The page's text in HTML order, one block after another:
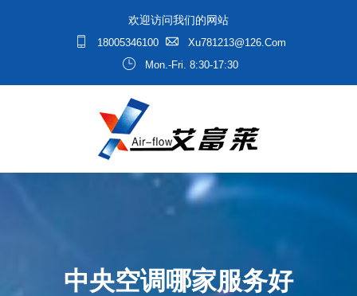
欢迎访问我们的网站
18005346100
Xu781213@126.com
Mon.-Fri. 8:30-17:30
中央空调哪家服务好